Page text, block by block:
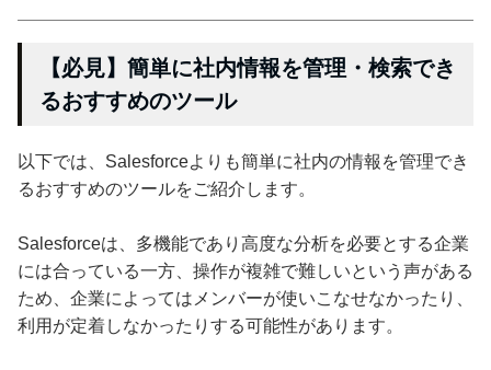
【必見】簡単に社内情報を管理・検索でき
るおすすめのツール
以下では、Salesforceよりも簡単に社内の情報を管理でき
るおすすめのツールをご紹介します。
Salesforceは、多機能であり高度な分析を必要とする企業
には合っている一方、操作が複雑で難しいという声がある
ため、企業によってはメンバーが使いこなせなかったり、
利用が定着しなかったりする可能性があります。